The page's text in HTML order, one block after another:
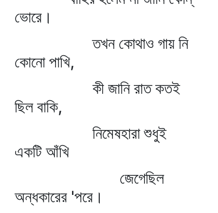
ভোরে।
তখন কোথাও গায় নি
কোনো পাখি,
কী জানি রাত কতই
ছিল বাকি,
নিমেষহারা শুধুই
একটি আঁখি
জেগেছিল
অন্ধকারের 'পরে।